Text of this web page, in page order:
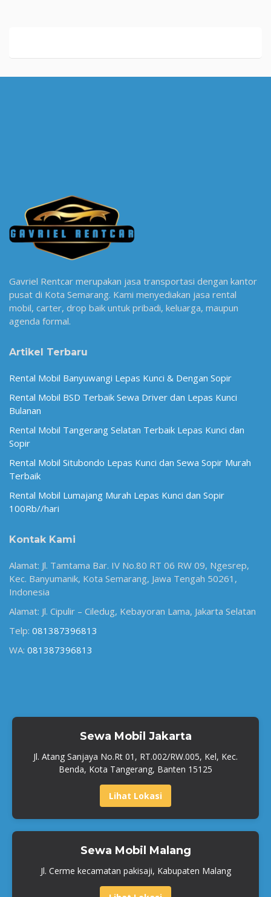
Gavriel Rentcar merupakan jasa transportasi dengan kantor
pusat di Kota Semarang. Kami menyediakan jasa rental
mobil, carter, drop baik untuk pribadi, keluarga, maupun
agenda formal.
Artikel Terbaru
Rental Mobil Banyuwangi Lepas Kunci & Dengan Sopir
Rental Mobil BSD Terbaik Sewa Driver dan Lepas Kunci
Bulanan
Rental Mobil Tangerang Selatan Terbaik Lepas Kunci dan
Sopir
Rental Mobil Situbondo Lepas Kunci dan Sewa Sopir Murah
Terbaik
Rental Mobil Lumajang Murah Lepas Kunci dan Sopir
100Rb//hari
Kontak Kami
Alamat: Jl. Tamtama Bar. IV No.80 RT 06 RW 09, Ngesrep,
Kec. Banyumanik, Kota Semarang, Jawa Tengah 50261,
Indonesia
Alamat: Jl. Cipulir – Ciledug, Kebayoran Lama, Jakarta Selatan
Telp: 081387396813
WA: 081387396813
Sewa Mobil Jakarta
Jl. Atang Sanjaya No.Rt 01, RT.002/RW.005, Kel, Kec.
Benda, Kota Tangerang, Banten 15125
Lihat Lokasi
Sewa Mobil Malang
Jl. Cerme kecamatan pakisaji, Kabupaten Malang